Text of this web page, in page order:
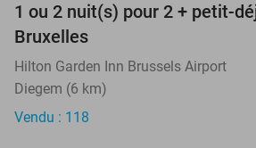
1 ou 2 nuit(s) pour 2 + petit-
Bruxelles
Hilton Garden Inn Brussels Airport
Diegem (6 km)
Vendu : 118